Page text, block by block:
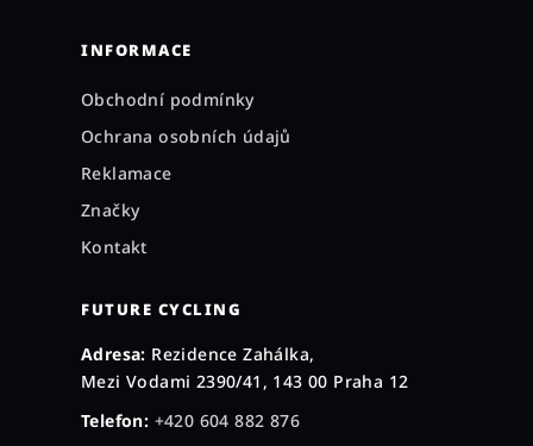
INFORMACE
Obchodní podmínky
Ochrana osobních údajů
Reklamace
Značky
Kontakt
FUTURE CYCLING
Adresa: Rezidence Zahálka,
Mezi Vodami 2390/41, 143 00 Praha 12
Telefon: +420 604 882 876